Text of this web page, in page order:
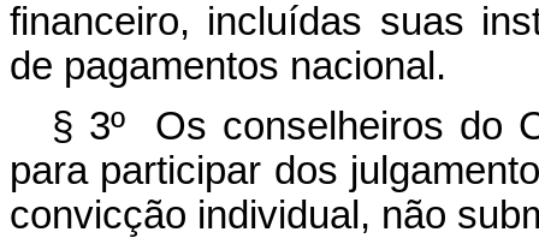
financeiro, incluídas suas
de pagamentos nacional.
§ 3º Os conselheiros do
para participar dos
convicção individual, não